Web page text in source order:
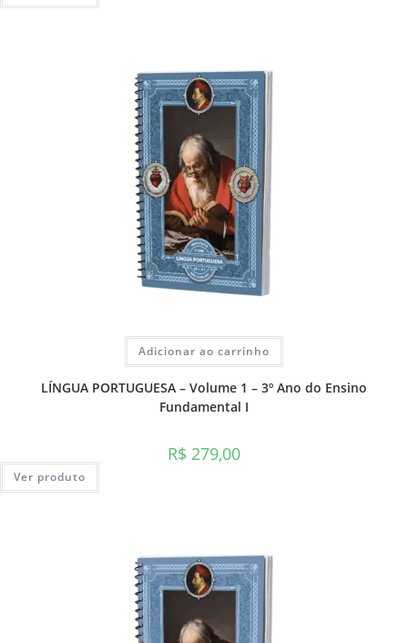
Adicionar ao carrinho
LÍNGUA PORTUGUESA – Volume 1 – 3º Ano do Ensino
Fundamental I
R$ 279,00
Ver produto